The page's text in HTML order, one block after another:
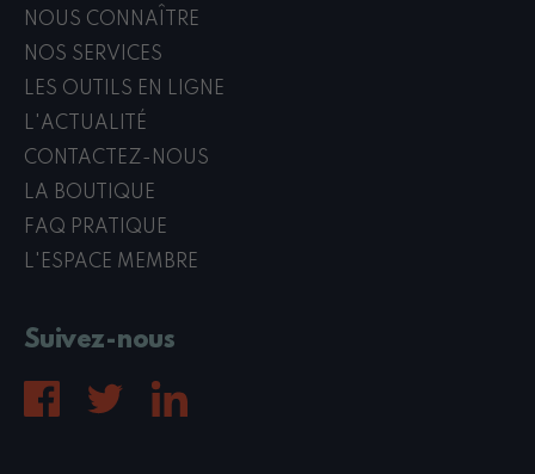
Suivez-nous
NOUS CONNAÎTRE
NOS SERVICES
LES OUTILS EN LIGNE
L'ACTUALITÉ
CONTACTEZ-NOUS
LA BOUTIQUE
FAQ PRATIQUE
L'ESPACE MEMBRE